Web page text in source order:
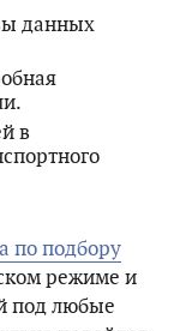
данных
в
по подбору
режиме и
под любые